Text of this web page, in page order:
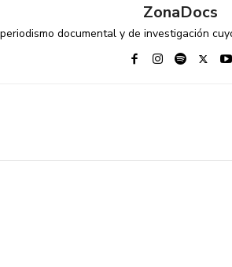
ZonaDocs
documental y de investigación